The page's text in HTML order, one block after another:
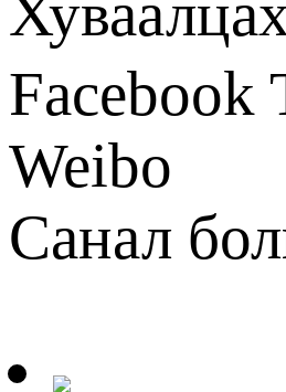
Facebook
Weibo
Санал